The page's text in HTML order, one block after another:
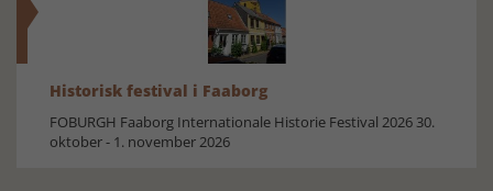
Historisk festival i Faaborg
FOBURGH Faaborg Internationale Historie Festival 2026 30.
oktober - 1. november 2026